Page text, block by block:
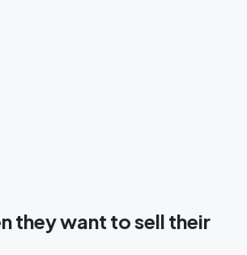
they want to sell their